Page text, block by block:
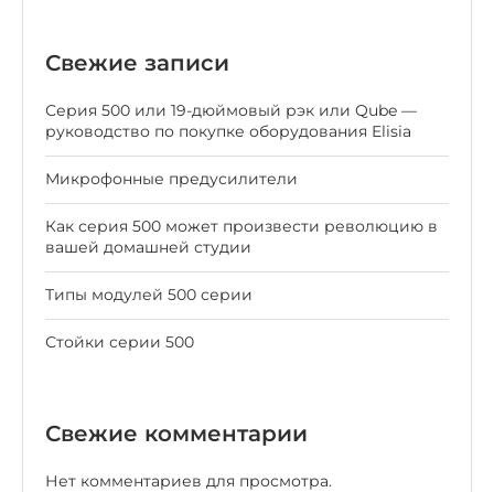
Свежие записи
Серия 500 или 19-дюймовый рэк или Qube —
руководство по покупке оборудования Elisia
Микрофонные предусилители
Как серия 500 может произвести революцию в
вашей домашней студии
Типы модулей 500 серии
Стойки серии 500
Свежие комментарии
Нет комментариев для просмотра.